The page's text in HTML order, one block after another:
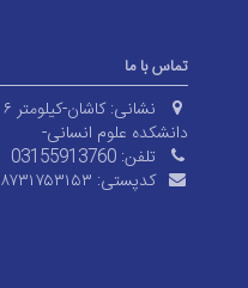
تماس با ما
نشانی:
دانشکده علوم انسانی-
تلفن: 03155913760
کدپستی: ۸۷۳۱۷۵۳۱۵۳